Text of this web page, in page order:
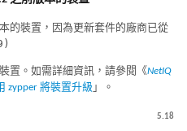
的裝置，因為更新套件的廠商已從
置。如需詳細資訊，請參閱《NetIQ
zypper 將裝置升級 」。
5.18